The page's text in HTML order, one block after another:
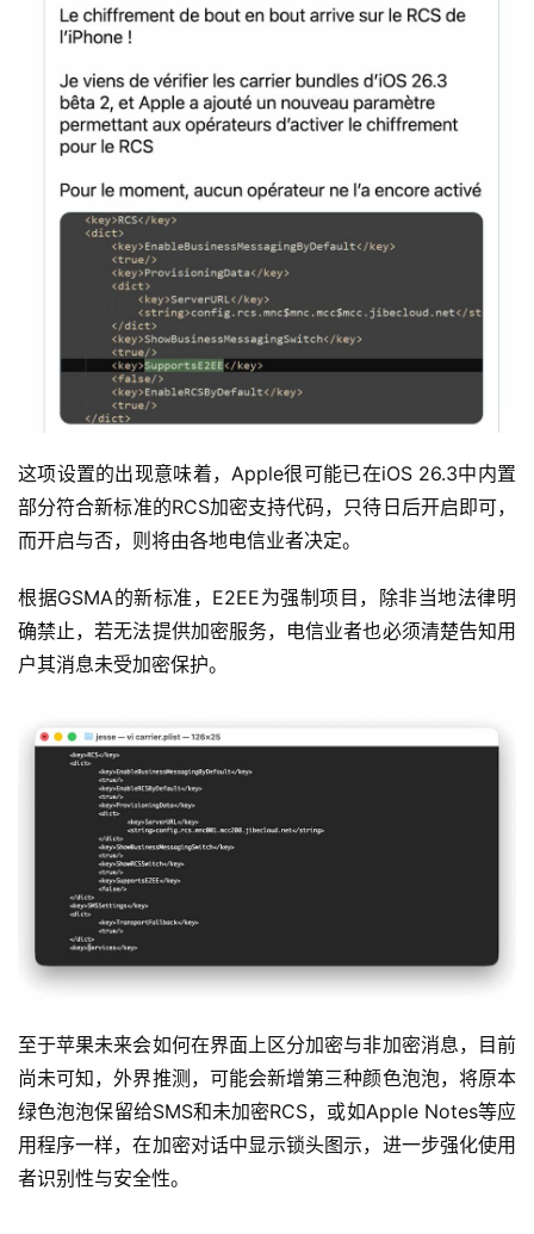
这项设置的出现意味着，Apple很可能已在iOS 26.3中内置
部分符合新标准的RCS加密支持代码，只待日后开启即可，
而开启与否，则将由各地电信业者决定。
根据GSMA的新标准，E2EE为强制项目，除非当地法律明
确禁止，若无法提供加密服务，电信业者也必须清楚告知用
户其消息未受加密保护。
至于苹果未来会如何在界面上区分加密与非加密消息，目前
尚未可知，外界推测，可能会新增第三种颜色泡泡，将原本
绿色泡泡保留给SMS和未加密RCS，或如Apple Notes等应
用程序一样，在加密对话中显示锁头图示，进一步强化使用
者识别性与安全性。